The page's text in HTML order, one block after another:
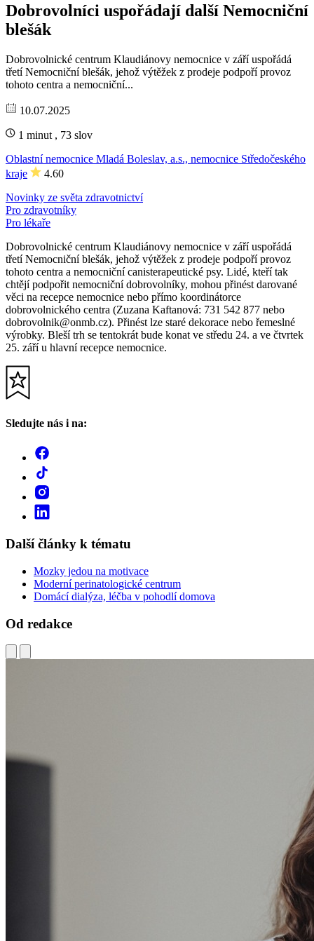
Dobrovolníci uspořádají další Nemocniční
blešák
Dobrovolnické centrum Klaudiánovy nemocnice v září uspořádá
třetí Nemocniční blešák, jehož výtěžek z prodeje podpoří provoz
tohoto centra a nemocniční...
10.07.2025
1 minut , 73 slov
Oblastní nemocnice Mladá Boleslav, a.s., nemocnice Středočeského
kraje
4.60
Novinky ze světa zdravotnictví
Pro zdravotníky
Pro lékaře
Dobrovolnické centrum Klaudiánovy nemocnice v září uspořádá
třetí Nemocniční blešák, jehož výtěžek z prodeje podpoří provoz
tohoto centra a nemocniční canisterapeutické psy. Lidé, kteří tak
chtějí podpořit nemocniční dobrovolníky, mohou přinést darované
věci na recepce nemocnice nebo přímo koordinátorce
dobrovolnického centra (Zuzana Kaftanová: 731 542 877 nebo
dobrovolnik@onmb.cz). Přinést lze staré dekorace nebo řemeslné
výrobky. Bleší trh se tentokrát bude konat ve středu 24. a ve čtvrtek
25. září u hlavní recepce nemocnice.
Sledujte nás i na:
Další články k tématu
Mozky jedou na motivace
Moderní perinatologické centrum
Domácí dialýza, léčba v pohodlí domova
Od redakce